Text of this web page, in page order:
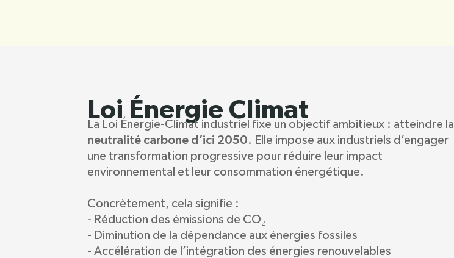
Loi Énergie Climat
La Loi Énergie-Climat industriel fixe un objectif ambitieux : atteindre la
neutralité carbone d’ici 2050. Elle impose aux industriels d’engager
une transformation progressive pour réduire leur impact
environnemental et leur consommation énergétique.
Concrètement, cela signifie :
- Réduction des émissions de CO₂
- Diminution de la dépendance aux énergies fossiles
- Accélération de l’intégration des énergies renouvelables